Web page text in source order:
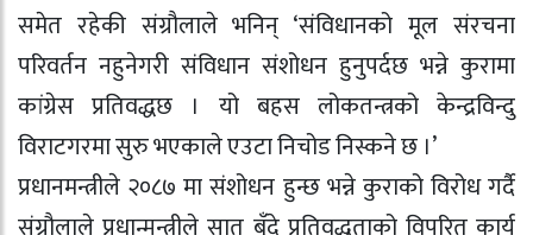
समेत रहेकी संग्रौलाले भनिन् ‘संविधानको मूल संरचना
परिवर्तन नहुनेगरी संविधान संशोधन हुनुपर्दछ भन्ने कुरामा
कांग्रेस प्रतिवद्धछ । यो बहस लोकतन्त्रको केन्द्रविन्दु
विराटगरमा सुरु भएकाले एउटा निचोड निस्कने छ ।’
प्रधानमन्त्रीले २०८७ मा संशोधन हुन्छ भन्ने कुराको विरोध गर्दै